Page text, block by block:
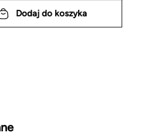
Dodaj do koszyka